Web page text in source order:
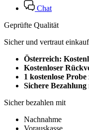
Chat
Geprüfte Qualität
Sicher und vertraut
Österreich:
Kostenloser
1 kostenlose Probe
Sichere Bezahlung
Sicher bezahlen mit
Nachnahme
Vorauskasse